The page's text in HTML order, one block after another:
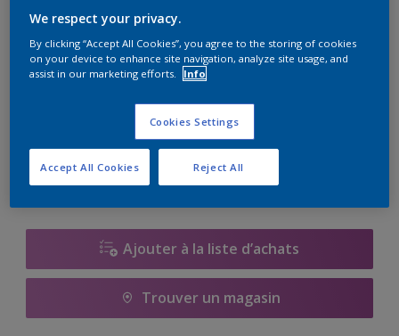
Format
5L
Calculateur de peinture
Calculer
Ajouter à la liste d’achats
Trouver un magasin
We respect your privacy.
By clicking “Accept All Cookies”, you agree to the storing of cookies
on your device to enhance site navigation, analyze site usage, and
assist in our marketing efforts.
Info
Cookies Settings
Reject All
Accept All Cookies